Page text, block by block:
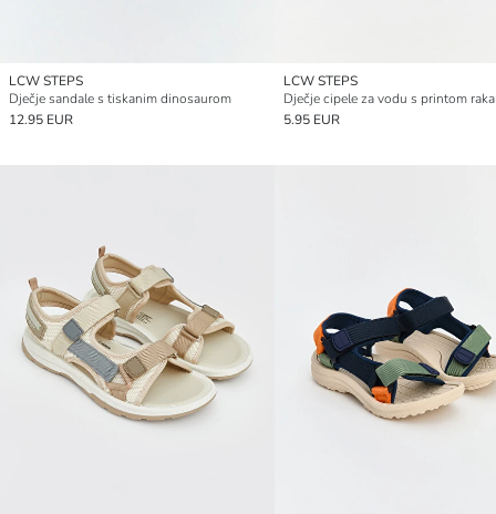
LCW STEPS
Dječje sandale s tiskanim dinosaurom
12.95 EUR
LCW STEPS
Dječje cipele za vodu s printom raka
5.95 EUR